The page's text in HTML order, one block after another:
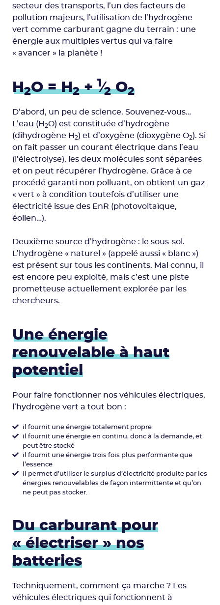
secteur des transports, l’un des facteurs de
pollution majeurs, l’utilisation de l’hydrogène
vert comme carburant gagne du terrain : une
énergie aux multiples vertus qui va faire
« avancer » la planète !
H2O = H2+1 ⁄2O2
D’abord, un peu de science. Souvenez-vous…
L’eau (H 2O) est constituée d’hydrogène
(dihydrogène H 2) et d’oxygène (dioxygène O2). Si
on fait passer un courant électrique dans l’eau
(l’électrolyse), les deux molécules sont séparées
et on peut récupérer l’hydrogène. Grâce à ce
procédé garanti non polluant, on obtient un gaz
« vert » à condition toutefois d’utiliser une
électricité issue des EnR (photovoltaïque,
éolien…).
Deuxième source d’hydrogène : le sous-sol.
L’hydrogène « naturel » (appelé aussi « blanc »)
est présent sur tous les continents. Mal connu, il
est encore peu exploité, mais c’est une piste
prometteuse actuellement explorée par les
chercheurs.
Une énergie
renouvelable à haut
potentiel
Pour faire fonctionner nos véhicules électriques,
l’hydrogène vert a tout bon :
il fournit une énergie totalement propre
il fournit une énergie en continu, donc à la demande, et
peut être stocké
il fournit une énergie trois fois plus performante que
l’essence
il permet d’utiliser le surplus d’électricité produite par les
énergies renouvelables de façon intermittente et qu’on
ne peut pas stocker.
Du carburant pour
« électriser » nos
batteries
Techniquement, comment ça marche ? Les
véhicules électriques qui fonctionnent à